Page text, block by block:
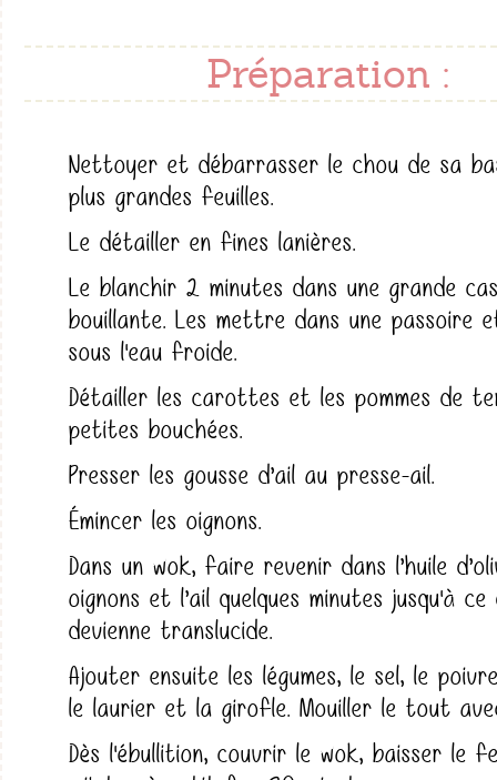
Préparation :
Nettoyer et débarrasser le chou de sa
plus grandes feuilles.
Le détailler en fines lanières.
Le blanchir 2 minutes dans une grande
bouillante. Les mettre dans une passoire
sous l'eau froide.
Détailler les carottes et les pommes de
petites bouchées.
Presser les gousse d’ail au presse-ail.
Émincer les oignons.
Dans un wok, faire revenir dans l’huile
oignons et l’ail quelques minutes jusqu'à ce
devienne translucide.
Ajouter ensuite les légumes, le sel, le
le laurier et la girofle. Mouiller le tout
Dès l'ébullition, couvrir le wok, baisser le